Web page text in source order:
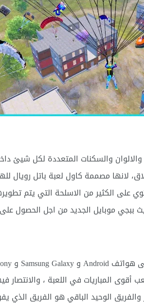
والسكنات المتعددة لكل شيئ
لانها مصممة كاول لعبة باتل رويال
على الكثير من الاسلحة التي يتم
ببجي موبايل الجديد من اجل الحصول
المباريات في اللعبة ، والانتصار
الوحيد الباقي هو الفريق